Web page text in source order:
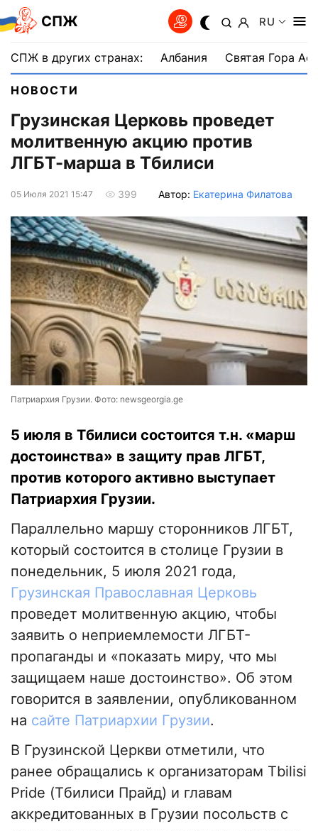
СПЖ RU
СПЖ в других странах: Албания Святая Гора
НОВОСТИ
Грузинская Церковь проведет
молитвенную акцию против
ЛГБТ-марша в Тбилиси
05 Июля 2021 15:47 399 Автор: Екатерина Филатова
Патриархия Грузии. Фото: newsgeorgia.ge
5 июля в Тбилиси состоится т.н. «марш
достоинства» в защиту прав ЛГБТ,
против которого активно выступает
Патриархия Грузии.
Параллельно маршу сторонников ЛГБТ,
который состоится в столице Грузии в
понедельник, 5 июля 2021 года,
Грузинская Православная Церковь
проведет молитвенную акцию, чтобы
заявить о неприемлемости ЛГБТ-
пропаганды и «показать миру, что мы
защищаем наше достоинство». Об этом
говорится в заявлении, опубликованном
на сайте Патриархии Грузии.
В Грузинской Церкви отметили, что
ранее обращались к организаторам Tbilisi
Pride (Тбилиси Прайд) и главам
аккредитованных в Грузии посольств с